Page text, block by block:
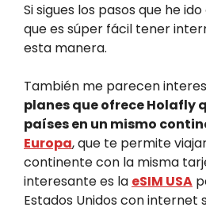
Si sigues los pasos que he
que es súper fácil tener
esta manera.
También me parecen
planes que ofrece Holafly
países en un mismo
Europa, que te permite
continente con la misma
interesante es la eSIM USA
Estados Unidos con internet